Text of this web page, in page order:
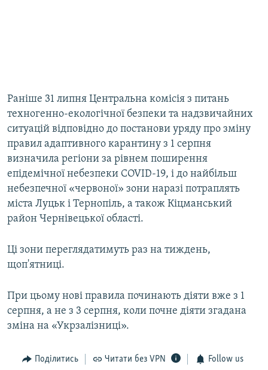
Раніше 31 липня Центральна комісія з питань
техногенно-екологічної безпеки та надзвичайних
ситуацій відповідно до постанови уряду про зміну
правил адаптивного карантину з 1 серпня
визначила регіони за рівнем поширення
епідемічної небезпеки COVID-19, і до найбільш
небезпечної «червоної» зони наразі потраплять
міста Луцьк і Тернопіль, а також Кіцманський
район Чернівецької області.
Ці зони переглядатимуть раз на тиждень,
щоп'ятниці.
При цьому нові правила починають діяти вже з 1
серпня, а не з 3 серпня, коли почне діяти згадана
зміна на «Укрзалізниці».
Поділитись Читати без VPN Follow us